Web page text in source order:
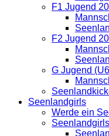
F1 Jugend
F2 Jugend
G Jugend
Seenlandgirls
Werde ein